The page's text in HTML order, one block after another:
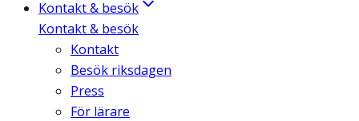
Kontakt & besök
Kontakt & besök
Kontakt
Besök riksdagen
Press
För lärare